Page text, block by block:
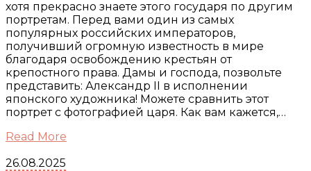
хотя прекрасно знаете этого государя по другим
портретам. Перед вами один из самых
популярных российских императоров,
получивший огромную известность в мире
благодаря освобождению крестьян от
крепостного права. Дамы и господа, позвольте
представить: Александр II в исполнении
японского художника! Можете сравнить этот
портрет с фотографией царя. Как вам кажется,…
Read More
26.08.2025